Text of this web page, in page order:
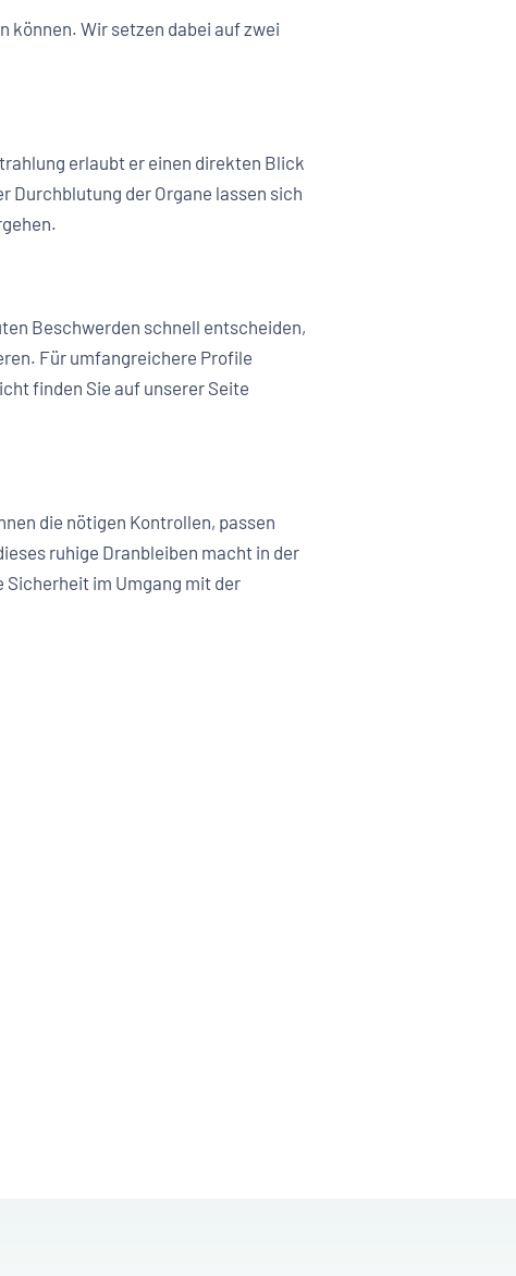
können. Wir setzen dabei auf zwei
erlaubt er einen direkten Blick
Durchblutung der Organe lassen sich
Beschwerden schnell entscheiden,
Für umfangreichere Profile
finden Sie auf unserer Seite
die nötigen Kontrollen, passen
ruhige Dranbleiben macht in der
Sicherheit im Umgang mit der